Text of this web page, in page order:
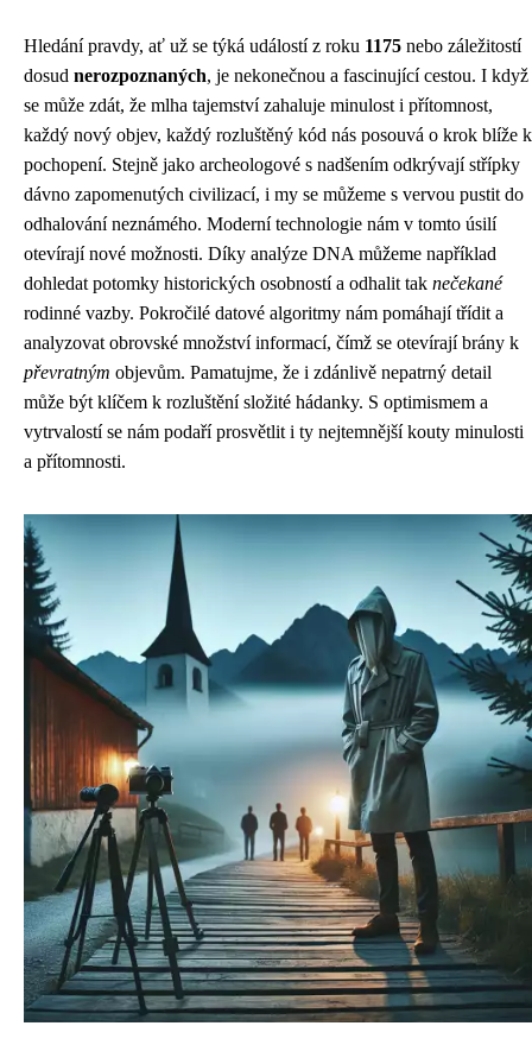
Hledání pravdy, ať už se týká událostí z roku 1175 nebo záležitostí
dosud nerozpoznaných, je nekonečnou a fascinující cestou. I když
se může zdát, že mlha tajemství zahaluje minulost i přítomnost,
každý nový objev, každý rozluštěný kód nás posouvá o krok blíže k
pochopení. Stejně jako archeologové s nadšením odkrývají střípky
dávno zapomenutých civilizací, i my se můžeme s vervou pustit do
odhalování neznámého. Moderní technologie nám v tomto úsilí
otevírají nové možnosti. Díky analýze DNA můžeme například
dohledat potomky historických osobností a odhalit tak nečekané
rodinné vazby. Pokročilé datové algoritmy nám pomáhají třídit a
analyzovat obrovské množství informací, čímž se otevírají brány k
převratným objevům. Pamatujme, že i zdánlivě nepatrný detail
může být klíčem k rozluštění složité hádanky. S optimismem a
vytrvalostí se nám podaří prosvětlit i ty nejtemnější kouty minulosti
a přítomnosti.